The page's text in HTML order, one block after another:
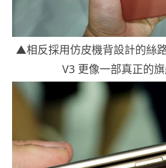
▲相反採用仿皮機背設計的絲
V3 更像一部真正的旗